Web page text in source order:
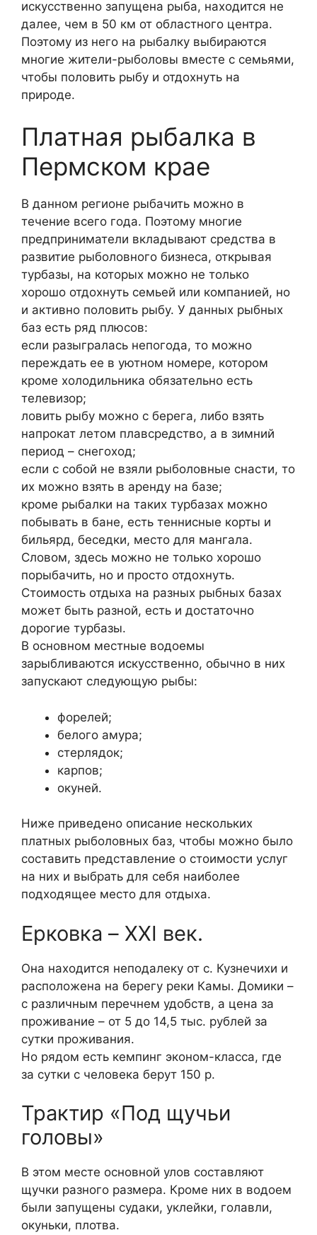
искусственно запущена рыба, находится не
далее, чем в 50 км от областного центра.
Поэтому из него на рыбалку выбираются
многие жители-рыболовы вместе с семьями,
чтобы половить рыбу и отдохнуть на
природе.
Платная рыбалка в
Пермском крае
В данном регионе рыбачить можно в
течение всего года. Поэтому многие
предприниматели вкладывают средства в
развитие рыболовного бизнеса, открывая
турбазы, на которых можно не только
хорошо отдохнуть семьей или компанией, но
и активно половить рыбу. У данных рыбных
баз есть ряд плюсов:
если разыгралась непогода, то можно
переждать ее в уютном номере, котором
кроме холодильника обязательно есть
телевизор;
ловить рыбу можно с берега, либо взять
напрокат летом плавсредство, а в зимний
период – снегоход;
если с собой не взяли рыболовные снасти, то
их можно взять в аренду на базе;
кроме рыбалки на таких турбазах можно
побывать в бане, есть теннисные корты и
бильярд, беседки, место для мангала.
Словом, здесь можно не только хорошо
порыбачить, но и просто отдохнуть.
Стоимость отдыха на разных рыбных базах
может быть разной, есть и достаточно
дорогие турбазы.
В основном местные водоемы
зарыбливаются искусственно, обычно в них
запускают следующую рыбы:
форелей;
белого амура;
стерлядок;
карпов;
окуней.
Ниже приведено описание нескольких
платных рыболовных баз, чтобы можно было
составить представление о стоимости услуг
на них и выбрать для себя наиболее
подходящее место для отдыха.
Ерковка – XXI век.
Она находится неподалеку от с. Кузнечихи и
расположена на берегу реки Камы. Домики –
с различным перечнем удобств, а цена за
проживание – от 5 до 14,5 тыс. рублей за
сутки проживания.
Но рядом есть кемпинг эконом-класса, где
за сутки с человека берут 150 р.
Трактир «Под щучьи
головы»
В этом месте основной улов составляют
щучки разного размера. Кроме них в водоем
были запущены судаки, уклейки, голавли,
окуньки, плотва.